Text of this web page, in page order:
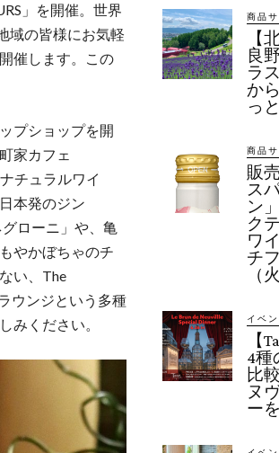
」を開催。世界
域の皆様にお気軽
催します。この
プショップを開
家カフェ
チュラルワイ
本発のジン
ローニ」や、亀
やかぼちゃのチ
い、The
ウンジという多種
みください。
商品
【
良
ラ
か
っ
商品
販
ス
ン
ク
ワ
チ
（
イベン
【
4種
比
ヌ
ー